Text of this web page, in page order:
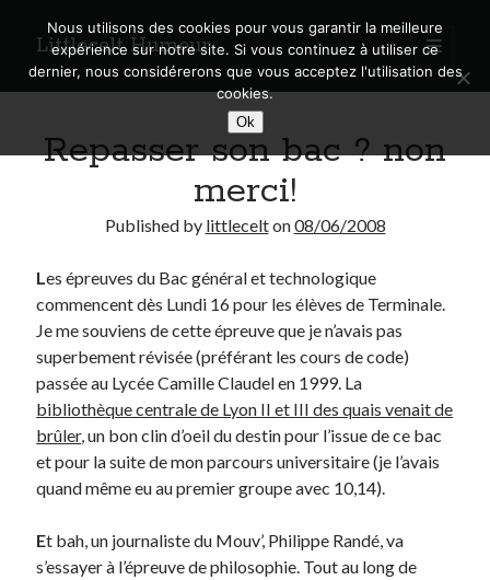
Littlecelt Humeur
open
primary
menu
Sidebar
Search
Derniers articles
Municipales 2026 : Lyon, Métropole et Caluire, mon choix pour l’avenir
Explorez les Chemins Enchantés à Vélo : Aventures Familiales près de
Lyon !
Quel Lyonnais es-tu, Renaud Ducher ?
A quand une véritable place pour le vélo à Caluire dans la Métropole de
Lyon ?
Comment je vis ma vie sur un vélo
Derniers Commentaires
Repasser son bac ? non
merci!
Published by littlecelton08/06/2008
Les épreuves du Bac général et technologique
commencent dès Lundi 16 pour les élèves de Terminale.
Je me souviens de cette épreuve que je n’avais pas
superbement révisée (préférant les cours de code)
passée au Lycée Camille Claudel en 1999. La
bibliothèque centrale de Lyon II et III des quais venait de
brûler, un bon clin d’oeil du destin pour l’issue de ce bac
et pour la suite de mon parcours universitaire (je l’avais
quand même eu au premier groupe avec 10,14).
Et bah, un journaliste du Mouv’, Philippe Randé, va
s’essayer à l’épreuve de philosophie. Tout au long de
Nous utilisons des cookies pour vous garantir la meilleure
expérience sur notre site. Si vous continuez à utiliser ce
dernier, nous considérerons que vous acceptez l'utilisation des
cookies.
Ok